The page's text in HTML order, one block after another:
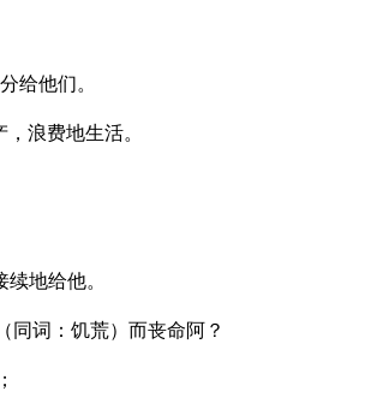
给他们。
浪费地生活。
地给他。
同词：饥荒）而丧命阿？